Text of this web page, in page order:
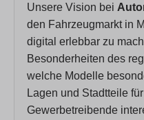
Unsere Vision bei
den Fahrzeugmarkt in
digital erlebbar zu
Besonderheiten des
welche Modelle
Lagen und Stadtteile
Gewerbetreibende